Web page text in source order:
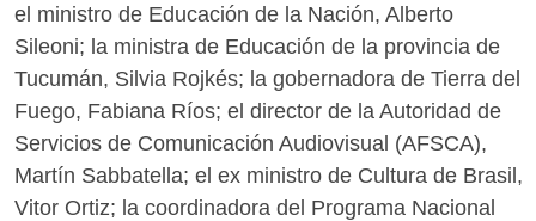
el ministro de Educación de la Nación, Alberto
Sileoni; la ministra de Educación de la provincia de
Tucumán, Silvia Rojkés; la gobernadora de Tierra del
Fuego, Fabiana Ríos; el director de la Autoridad de
Servicios de Comunicación Audiovisual (AFSCA),
Martín Sabbatella; el ex ministro de Cultura de Brasil,
Vitor Ortiz; la coordinadora del Programa Nacional